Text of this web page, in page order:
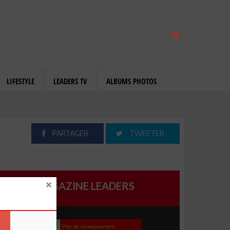
LIFESTYLE LEADERS TV ALBUMS PHOTOS
PARTAGER TWEETER
MAGAZINE LEADERS